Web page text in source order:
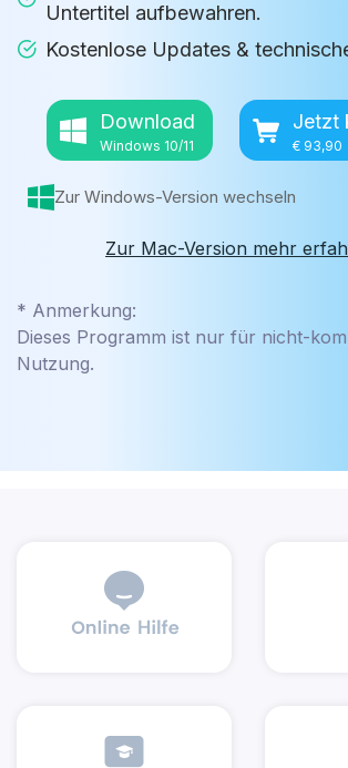
Untertitel aufbewahren.
Kostenlose Updates &
Download
Windows 10/11
Jetzt
€ 93,90
Zur Windows-Version wechseln
Zur Mac-Version mehr
* Anmerkung:
Dieses Programm ist nur für nicht-
Nutzung.